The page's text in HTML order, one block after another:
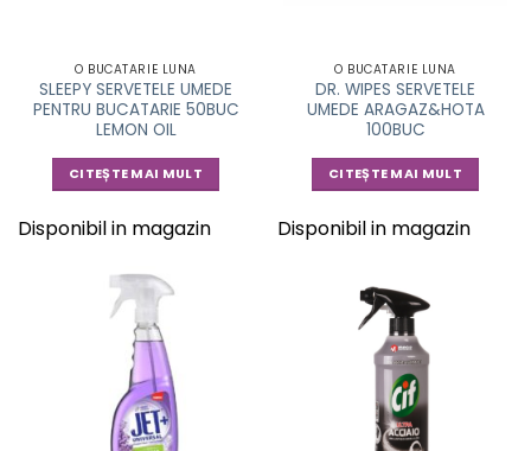
O BUCATARIE LUNA
SLEEPY SERVETELE UMEDE
PENTRU BUCATARIE 50BUC
LEMON OIL
CITEȘTE MAI MULT
Disponibil in magazin
O BUCATARIE LUNA
DR. WIPES SERVETELE
UMEDE ARAGAZ&HOTA
100BUC
CITEȘTE MAI MULT
Disponibil in magazin